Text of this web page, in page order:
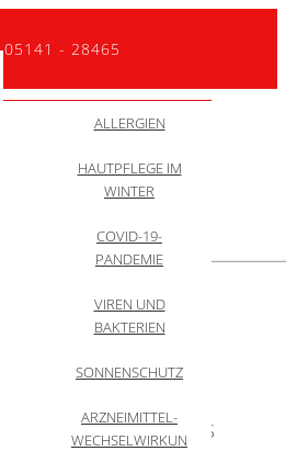
05141 - 28465
UNS LEISTUNGEN
ALLGEMEIN
BEHANDLUNG
OMNICARE INFOS
DARMSPIEGELUNG:
KREBS
SELBSTTEST
INFORMATIONEN
FÜR ANGEHÖRIGE
10 MYTHEN
ALLERGIEN
HAUTPFLEGE IM
WINTER
COVID-19-
PANDEMIE
VIREN UND
BAKTERIEN
SONNENSCHUTZ
ARZNEIMITTEL-
WECHSELWIRKUN